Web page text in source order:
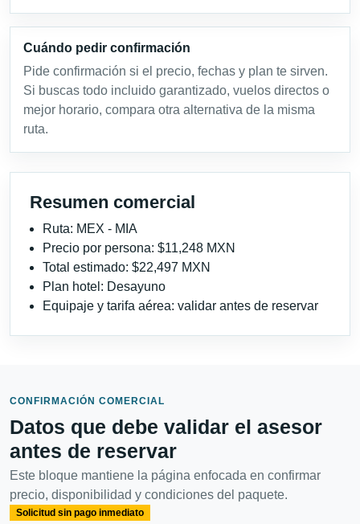
Cuándo pedir confirmación
Pide confirmación si el precio, fechas y plan te sirven.
Si buscas todo incluido garantizado, vuelos directos o
mejor horario, compara otra alternativa de la misma
ruta.
Resumen comercial
Ruta: MEX - MIA
Precio por persona: $11,248 MXN
Total estimado: $22,497 MXN
Plan hotel: Desayuno
Equipaje y tarifa aérea: validar antes de reservar
CONFIRMACIÓN COMERCIAL
Datos que debe validar el asesor
antes de reservar
Este bloque mantiene la página enfocada en confirmar
precio, disponibilidad y condiciones del paquete.
Solicitud sin pago inmediato